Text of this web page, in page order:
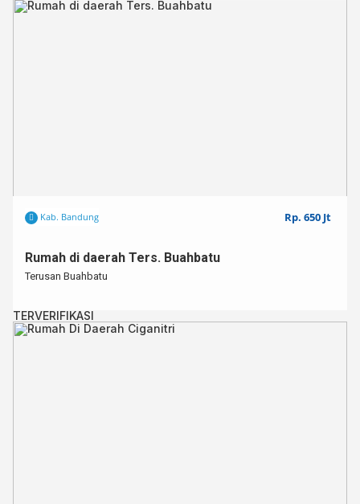
Kab. Bandung Rp. 650 Jt
Rumah di daerah Ters. Buahbatu
Terusan Buahbatu
TERVERIFIKASI